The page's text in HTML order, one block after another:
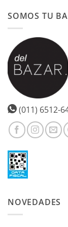
SOMOS TU
(011) 6512-
NOVEDADES